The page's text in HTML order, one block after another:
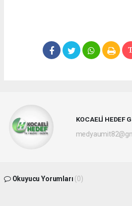
KOCAELİ HEDEF
Okuyucu Yorumları (0)